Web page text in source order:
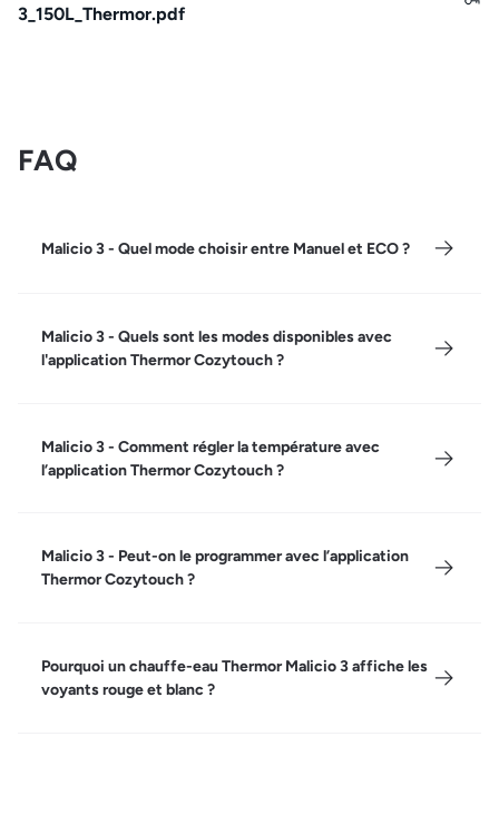
3_150L_Thermor.pdf
FAQ
Malicio 3 - Quel mode choisir entre Manuel et ECO ?
Malicio 3 - Quels sont les modes disponibles avec
l'application Thermor Cozytouch ?
Malicio 3 - Comment régler la température avec
l’application Thermor Cozytouch ?
Malicio 3 - Peut-on le programmer avec l’application
Thermor Cozytouch ?
Pourquoi un chauffe-eau Thermor Malicio 3 affiche les
voyants rouge et blanc ?